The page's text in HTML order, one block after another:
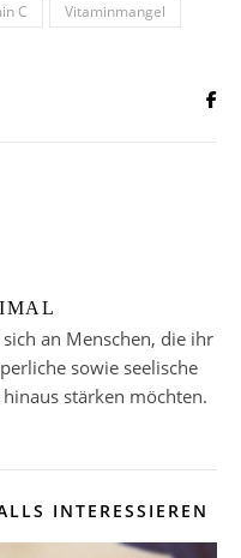
C
Vitaminmangel
an Menschen, die ihr
sowie seelische
stärken möchten.
INTERESSIEREN